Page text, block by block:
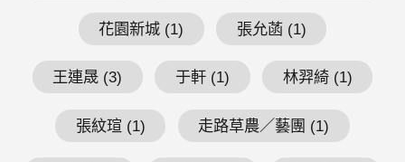
花園新城 (1) 張允菡 (1)
王連晟 (3) 于軒 (1) 林羿綺 (1)
張紋瑄 (1) 走路草農／藝團 (1)